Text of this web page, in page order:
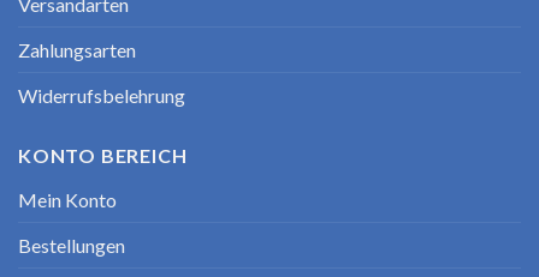
Zahlungsarten
Widerrufsbelehrung
KONTO BEREICH
Mein Konto
Bestellungen